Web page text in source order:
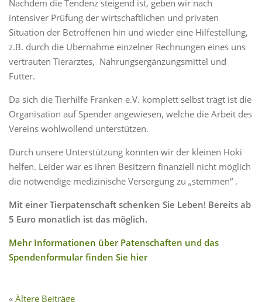
Nachdem die Tendenz steigend ist, geben wir nach
intensiver Prüfung der wirtschaftlichen und privaten
Situation der Betroffenen hin und wieder eine Hilfestellung,
z.B. durch die Übernahme einzelner Rechnungen eines uns
vertrauten Tierarztes, Nahrungsergänzungsmittel und
Futter.
Da sich die Tierhilfe Franken e.V. komplett selbst trägt ist die
Organisation auf Spender angewiesen, welche die Arbeit des
Vereins wohlwollend unterstützen.
Durch unsere Unterstützung konnten wir der kleinen Hoki
helfen. Leider war es ihren Besitzern finanziell nicht möglich
die notwendige medizinische Versorgung zu „stemmen“ .
Mit einer Tierpatenschaft schenken Sie Leben! Bereits ab
5 Euro monatlich ist das möglich.
Mehr Informationen über Patenschaften und das
Spendenformular finden Sie hier
Ältere Beiträge